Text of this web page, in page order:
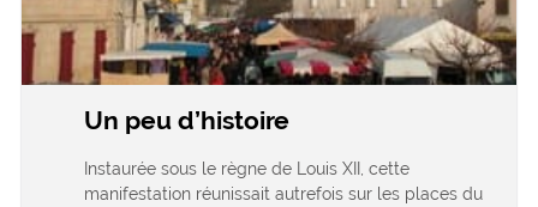
Un peu d’histoire
Instaurée sous le règne de Louis XII, cette
manifestation réunissait autrefois sur les places du